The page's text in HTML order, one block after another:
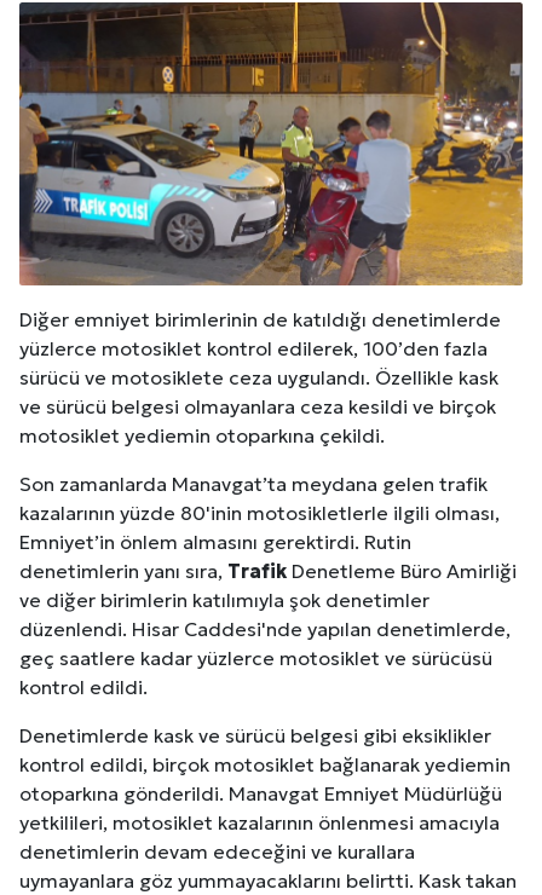
Diğer emniyet birimlerinin de katıldığı denetimlerde
yüzlerce motosiklet kontrol edilerek, 100’den fazla
sürücü ve motosiklete ceza uygulandı. Özellikle kask
ve sürücü belgesi olmayanlara ceza kesildi ve birçok
motosiklet yediemin otoparkına çekildi.
Son zamanlarda Manavgat’ta meydana gelen trafik
kazalarının yüzde 80'inin motosikletlerle ilgili olması,
Emniyet’in önlem almasını gerektirdi. Rutin
denetimlerin yanı sıra, Trafik Denetleme Büro Amirliği
ve diğer birimlerin katılımıyla şok denetimler
düzenlendi. Hisar Caddesi'nde yapılan denetimlerde,
geç saatlere kadar yüzlerce motosiklet ve sürücüsü
kontrol edildi.
Denetimlerde kask ve sürücü belgesi gibi eksiklikler
kontrol edildi, birçok motosiklet bağlanarak yediemin
otoparkına gönderildi. Manavgat Emniyet Müdürlüğü
yetkilileri, motosiklet kazalarının önlenmesi amacıyla
denetimlerin devam edeceğini ve kurallara
uymayanlara göz yummayacaklarını belirtti. Kask takan